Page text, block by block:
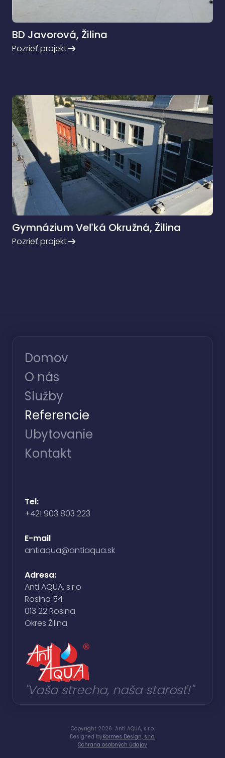
BD Javorová, Žilina
Pozrieť projekt
Gymnázium Veľká Okružná, Žilina
Pozrieť projekt
Domov
O nás
Služby
Referencie
Ubytovanie
Kontakt
Tel:
+421 903 803 223
E-mail
antiaqua@antiaqua.sk
Adresa:
Anti AQUA, s.r.o
Rosina 54
013 22 Rosina
Okres Žilina
"Vaša strecha, naša starosť!"
Copyright 2026 Anti AQUA, s.r.o.
Designed byKormes Design, s.r.o.
Ochrana osobných údajov